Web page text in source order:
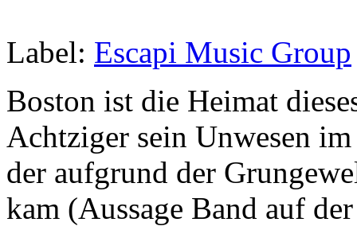
Label: Escapi Music Group
Boston ist die Heimat
Achtziger sein Unwesen
der aufgrund der
kam (Aussage Band auf